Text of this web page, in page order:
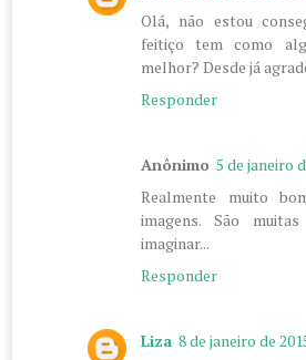
Olá, não estou
feitiço tem como
melhor? Desde já
Responder
Anônimo 5 de janeiro
Realmente muito
imagens. São
imaginar...
Responder
Liza 8 de janeiro de